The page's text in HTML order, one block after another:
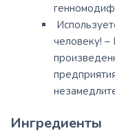
человеку! –
Ингредиенты